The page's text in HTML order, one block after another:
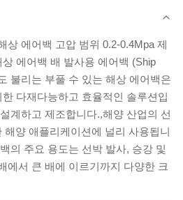
상 에어백 고압 범위 0.2-0.4Mpa 제
에어백 배 발사용 에어백 (Ship
불리는 부풀 수 있는 해상 에어백은
다재다능하고 효율적인 솔루션입
계하고 제조합니다.,해양 산업의 선
해양 애플리케이션에 널리 사용됩니
의 주요 용도는 선박 발사, 승강 및
에서 큰 배에 이르기까지 다양한 크